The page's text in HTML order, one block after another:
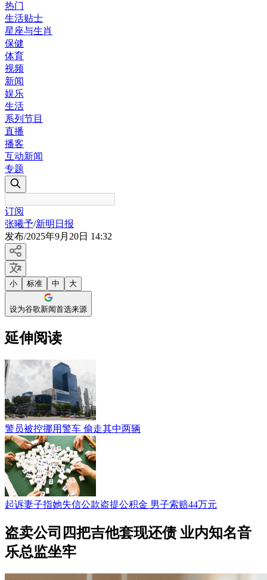
热门
生活贴士
星座与生肖
保健
体育
视频
新闻
娱乐
生活
系列节目
直播
播客
互动新闻
专题
订阅
张曦予/新明日报
发布/2025年9月20日 14:32
小 标准 中 大
设为谷歌新闻首选来源
延伸阅读
警员被控挪用警车 偷走其中两辆
起诉妻子指她失信公款盗提公积金 男子索赔44万元
盗卖公司四把吉他套现还债 业内知名音
乐总监坐牢